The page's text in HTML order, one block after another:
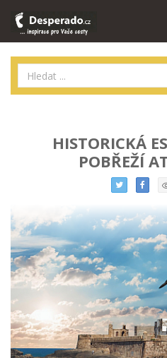
HISTORICKÁ
POBŘEŽÍ